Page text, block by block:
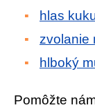
hlas
zvolanie
hlboký
Pomôžte